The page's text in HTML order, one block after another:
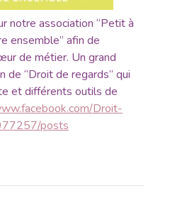
notre association “Petit à
ensemble” afin de
de métier. Un grand
de “Droit de regards” qui
et différents outils de
Droit-
posts